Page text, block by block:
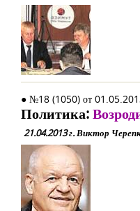
● №18 (1050) от
Политика:
21.04.2013 г. Виктор